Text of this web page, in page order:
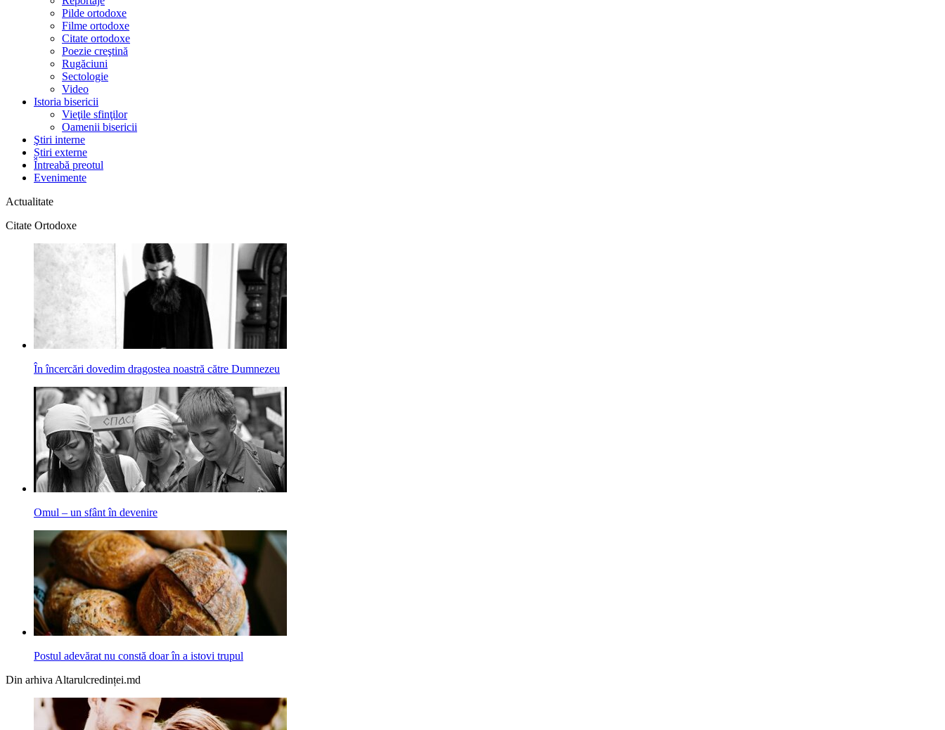
Pilde ortodoxe
Filme ortodoxe
Citate ortodoxe
Poezie creştină
Rugăciuni
Sectologie
Video
Istoria bisericii
Vieţile sfinţilor
Oamenii bisericii
Ştiri interne
Știri externe
Întreabă preotul
Evenimente
Actualitate
Citate Ortodoxe
În încercări dovedim dragostea noastră către Dumnezeu
Omul – un sfânt în devenire
Postul adevărat nu constă doar în a istovi trupul
Din arhiva Altarulcredinței.md